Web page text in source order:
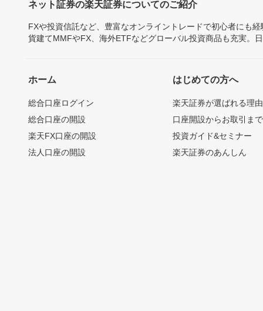
ネット証券の楽天証券についてのご紹介
FXや投資信託など、豊富なオンライントレードで初心者にも
貨建てMMFやFX、海外ETFなどグローバル投資商品も充実。
ホーム
総合口座ログイン
総合口座の開設
楽天FX口座の開設
法人口座の開設
はじめての方へ
楽天証券が選ばれる理由
口座開設からお取引ま
投資ガイド&セミナー
楽天証券のあんしん